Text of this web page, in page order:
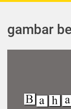
gambar